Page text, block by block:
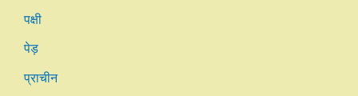
पक्षी
पेड़
प्राचीन